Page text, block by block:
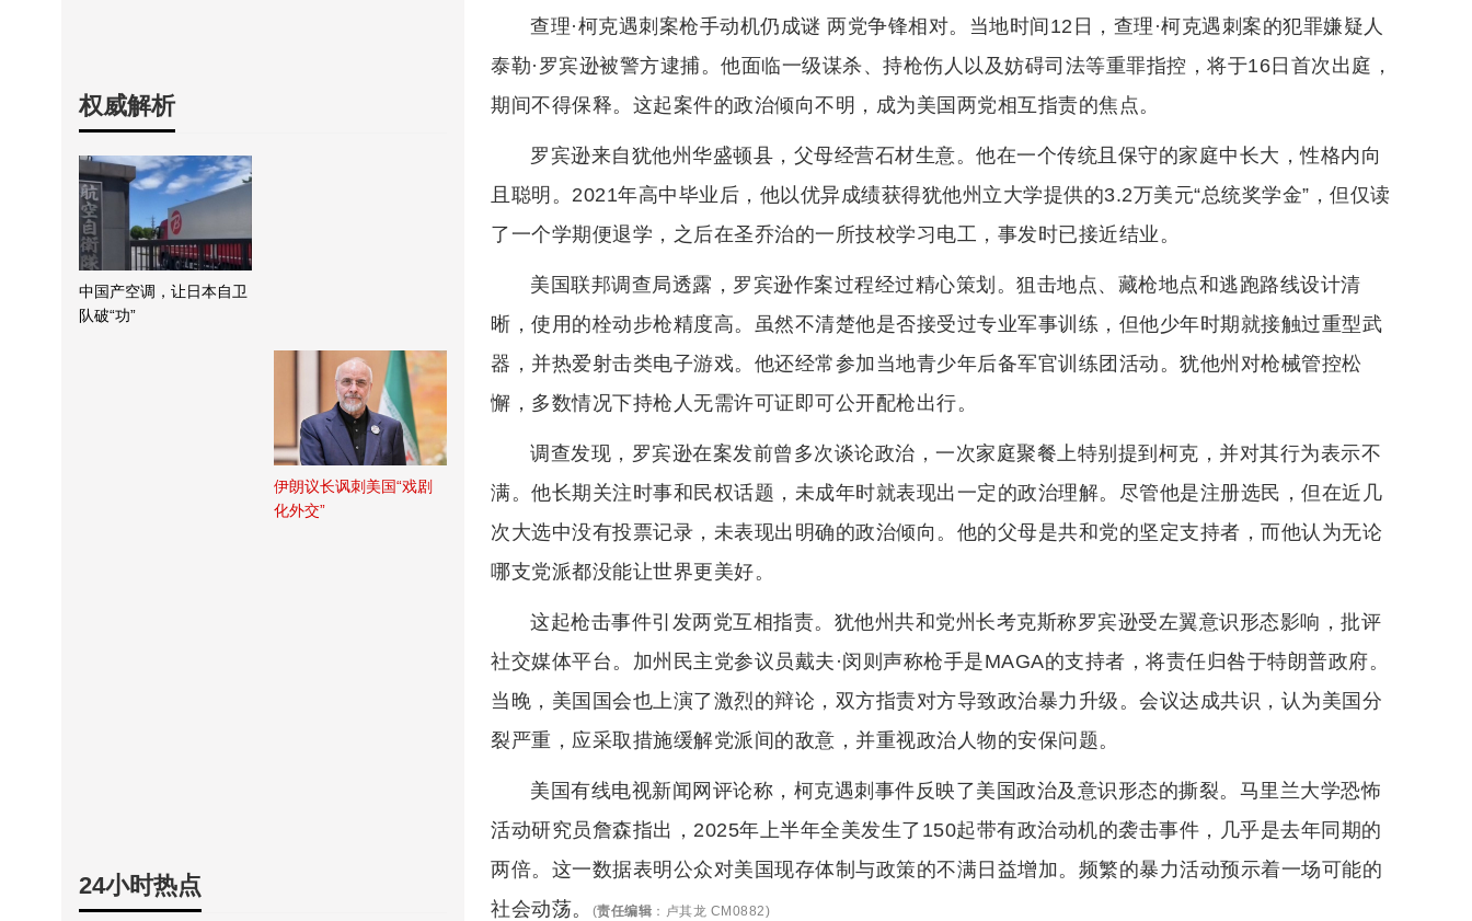
权威解析
中国产空调，让日本自卫
队破“功”
伊朗议长讽刺美国“戏剧
化外交”
24小时热点
查理·柯克遇刺案枪手动机仍成谜 两党争锋相对。当地时间12日，查理·柯克遇刺案的犯罪嫌疑人
泰勒·罗宾逊被警方逮捕。他面临一级谋杀、持枪伤人以及妨碍司法等重罪指控，将于16日首次出庭，
期间不得保释。这起案件的政治倾向不明，成为美国两党相互指责的焦点。
罗宾逊来自犹他州华盛顿县，父母经营石材生意。他在一个传统且保守的家庭中长大，性格内向
且聪明。2021年高中毕业后，他以优异成绩获得犹他州立大学提供的3.2万美元“总统奖学金”，但仅读
了一个学期便退学，之后在圣乔治的一所技校学习电工，事发时已接近结业。
美国联邦调查局透露，罗宾逊作案过程经过精心策划。狙击地点、藏枪地点和逃跑路线设计清
晰，使用的栓动步枪精度高。虽然不清楚他是否接受过专业军事训练，但他少年时期就接触过重型武
器，并热爱射击类电子游戏。他还经常参加当地青少年后备军官训练团活动。犹他州对枪械管控松
懈，多数情况下持枪人无需许可证即可公开配枪出行。
调查发现，罗宾逊在案发前曾多次谈论政治，一次家庭聚餐上特别提到柯克，并对其行为表示不
满。他长期关注时事和民权话题，未成年时就表现出一定的政治理解。尽管他是注册选民，但在近几
次大选中没有投票记录，未表现出明确的政治倾向。他的父母是共和党的坚定支持者，而他认为无论
哪支党派都没能让世界更美好。
这起枪击事件引发两党互相指责。犹他州共和党州长考克斯称罗宾逊受左翼意识形态影响，批评
社交媒体平台。加州民主党参议员戴夫·闵则声称枪手是MAGA的支持者，将责任归咎于特朗普政府。
当晚，美国国会也上演了激烈的辩论，双方指责对方导致政治暴力升级。会议达成共识，认为美国分
裂严重，应采取措施缓解党派间的敌意，并重视政治人物的安保问题。
美国有线电视新闻网评论称，柯克遇刺事件反映了美国政治及意识形态的撕裂。马里兰大学恐怖
活动研究员詹森指出，2025年上半年全美发生了150起带有政治动机的袭击事件，几乎是去年同期的
两倍。这一数据表明公众对美国现存体制与政策的不满日益增加。频繁的暴力活动预示着一场可能的
社会动荡。
(责任编辑 ： 卢其龙 CM0882)